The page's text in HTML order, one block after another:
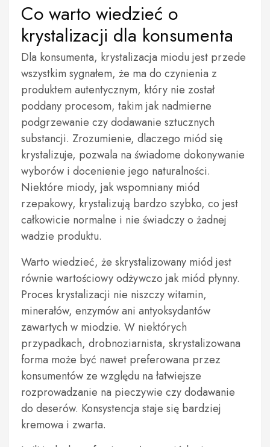
Co warto wiedzieć o
krystalizacji dla konsumenta
Dla konsumenta, krystalizacja miodu jest przede
wszystkim sygnałem, że ma do czynienia z
produktem autentycznym, który nie został
poddany procesom, takim jak nadmierne
podgrzewanie czy dodawanie sztucznych
substancji. Zrozumienie, dlaczego miód się
krystalizuje, pozwala na świadome dokonywanie
wyborów i docenienie jego naturalności.
Niektóre miody, jak wspomniany miód
rzepakowy, krystalizują bardzo szybko, co jest
całkowicie normalne i nie świadczy o żadnej
wadzie produktu.
Warto wiedzieć, że skrystalizowany miód jest
równie wartościowy odżywczo jak miód płynny.
Proces krystalizacji nie niszczy witamin,
minerałów, enzymów ani antyoksydantów
zawartych w miodzie. W niektórych
przypadkach, drobnoziarnista, skrystalizowana
forma może być nawet preferowana przez
konsumentów ze względu na łatwiejsze
rozprowadzanie na pieczywie czy dodawanie
do deserów. Konsystencja staje się bardziej
kremowa i zwarta.